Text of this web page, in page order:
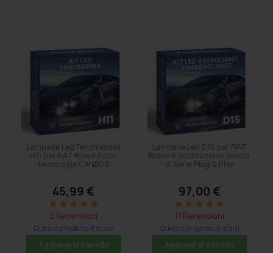
Lampade Led Fendinebbia
H11 per FIAT Bravo II con
tecnologia CANBUS
45,99 €
star star star star star
5 Recensioni
Questo prodotto è stato
acquistato: 14 volte
Aggiungi al carrello
Lampade Led D1S per FIAT
Bravo II Sostituzione Xenon
di Serie Plug & Play
97,00 €
star star star star star
11 Recensioni
Questo prodotto è stato
acquistato: 5 volte
Aggiungi al carrello